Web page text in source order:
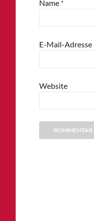
Name *
E-Mail-Adresse
Website